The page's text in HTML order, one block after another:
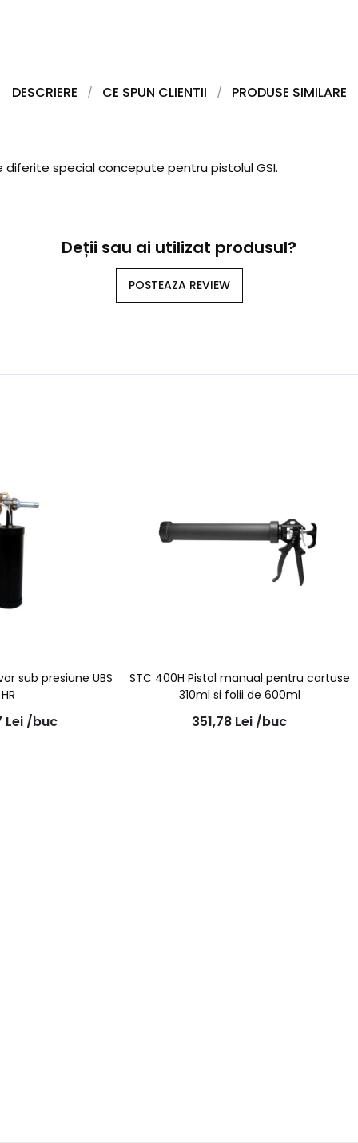
DESCRIERE CE SPUN CLIENTII PRODUSE SIMILARE
special concepute pentru pistolul GSI.
Deții sau ai utilizat produsul?
POSTEAZA REVIEW
sub presiune UBS
Lei /buc
STC 400H Pistol manual pentru cartuse
310ml si folii de 600ml
351,78 Lei /buc